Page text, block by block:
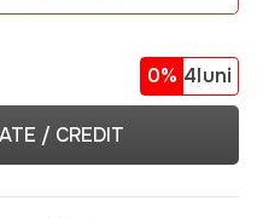
0% 4luni
/ CREDIT